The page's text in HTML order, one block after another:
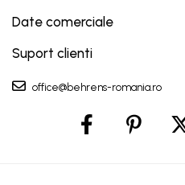
Date comerciale
Suport clienti
office@behrens-romania.ro